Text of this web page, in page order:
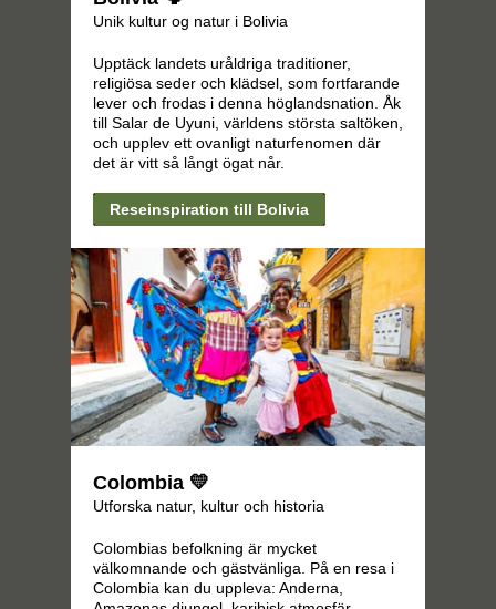
Unik kultur og natur i Bolivia
Upptäck landets uråldriga traditioner,
religiösa seder och klädsel, som fortfarande
lever och frodas i denna höglandsnation. Åk
till Salar de Uyuni, världens största saltöken,
och upplev ett ovanligt naturfenomen där
det är vitt så långt ögat når.
Reseinspiration till Bolivia
Colombia 💛
Utforska natur, kultur och historia
Colombias befolkning är mycket
välkomnande och gästvänliga. På en resa i
Colombia kan du uppleva: Anderna,